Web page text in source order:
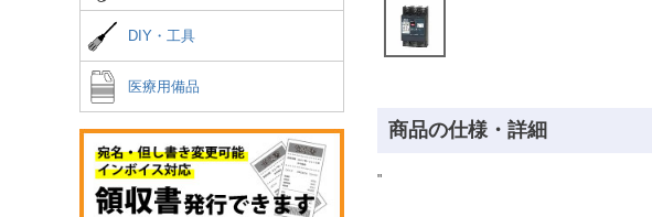
DIY・工具
医療用備品
商品の仕様・詳細
"